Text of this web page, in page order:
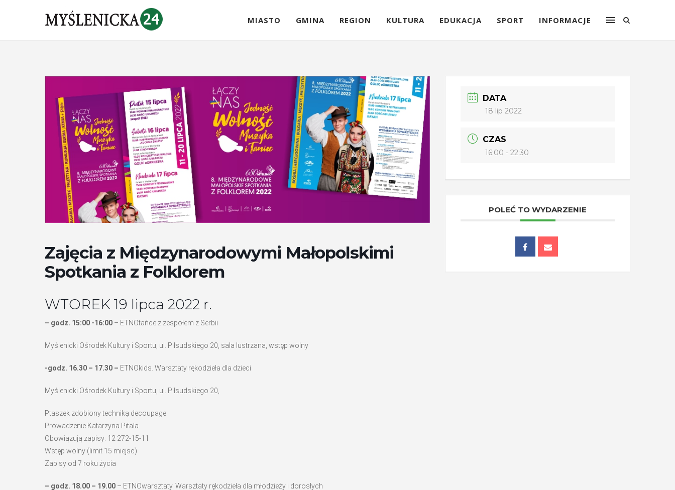
MIASTO GMINA REGION KULTURA EDUKACJA SPORT INFORMACJE
Zajęcia z Międzynarodowymi Małopolskimi
Spotkania z Folklorem
WTOREK 19 lipca 2022 r.
– godz. 15:00 -16:00 – ETNOtańce z zespołem z Serbii
Myślenicki Ośrodek Kultury i Sportu, ul. Piłsudskiego 20, sala lustrzana, wstęp wolny
-godz. 16.30 – 17.30 – ETNOkids. Warsztaty rękodzieła dla dzieci
Myślenicki Ośrodek Kultury i Sportu, ul. Piłsudskiego 20,
Ptaszek zdobiony techniką decoupage
Prowadzenie Katarzyna Pitala
Obowiązują zapisy: 12 272-15-11
Wstęp wolny (limit 15 miejsc)
Zapisy od 7 roku życia
– godz. 18.00 – 19.00 – ETNOwarsztaty. Warsztaty rękodzieła dla młodzieży i dorosłych
DATA
18 lip 2022
CZAS
16:00 - 22:30
POLEĆ TO WYDARZENIE